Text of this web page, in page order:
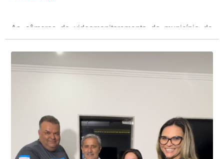
As câmeras de videomonitoramento do município de
Presidente Kennedy identificaram neste fim de semana,
01 de junho, uma motocicleta com indícios de
adulteração, imediatamente, a central de
videomonitoramento acionou a Guarda Civil Municipal,
Durante a abordagem a adulteração foi comprovada,
através da conferência do Chassi, a motocicleta, bem
conta do sistema de videomonitoramento instalado
recentemente em todo o município de Presidente
Kennedy, o sistema é integrado com outros municípios
“Mais de 100 câmeras foram instaladas na sede e no